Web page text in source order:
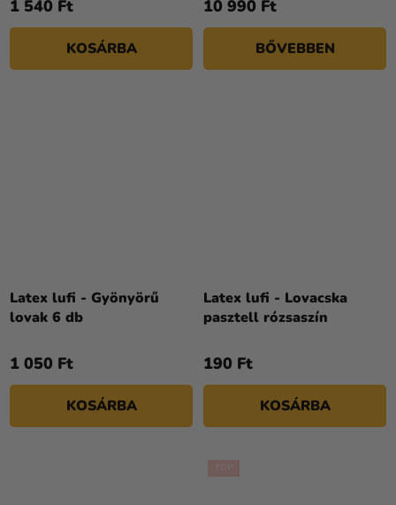
1 540 Ft
KOSÁRBA
4,3
csillag.
10 990 Ft
BŐVEBBEN
Latex lufi - Gyönyörű
lovak 6 db
1 050 Ft
KOSÁRBA
Latex lufi - Lovacska
pasztell rózsaszín
190 Ft
KOSÁRBA